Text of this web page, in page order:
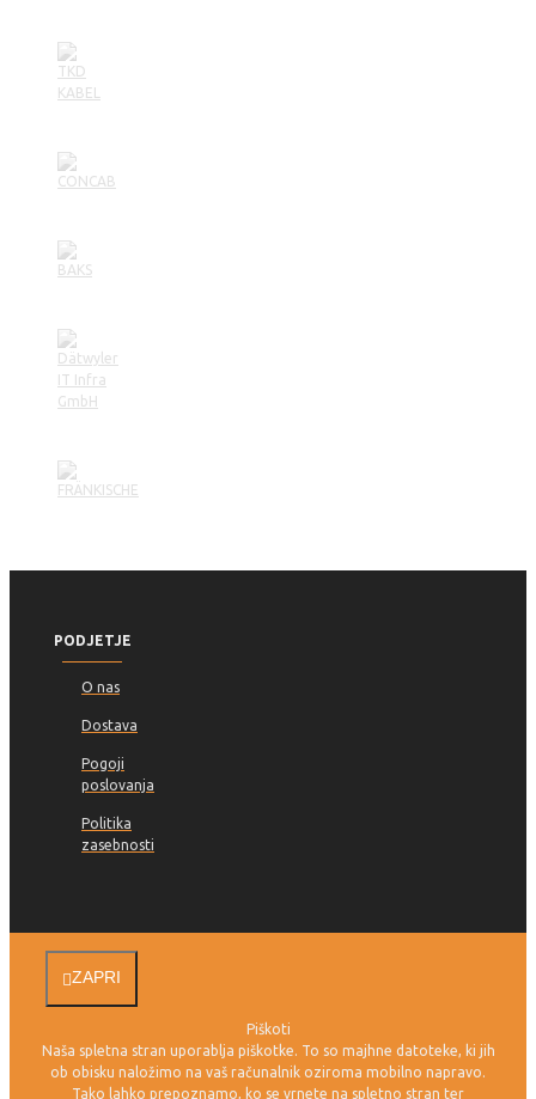
PODJETJE
O nas
Dostava
Pogoji
poslovanja
Politika
zasebnosti
ZAPRI
Piškoti
Naša spletna stran uporablja piškotke. To so majhne datoteke, ki jih
ob obisku naložimo na vaš računalnik oziroma mobilno napravo.
Tako lahko prepoznamo, ko se vrnete na spletno stran ter